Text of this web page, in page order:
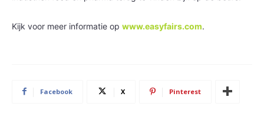
Kijk voor meer informatie op www.easyfairs.com.
Facebook X Pinterest